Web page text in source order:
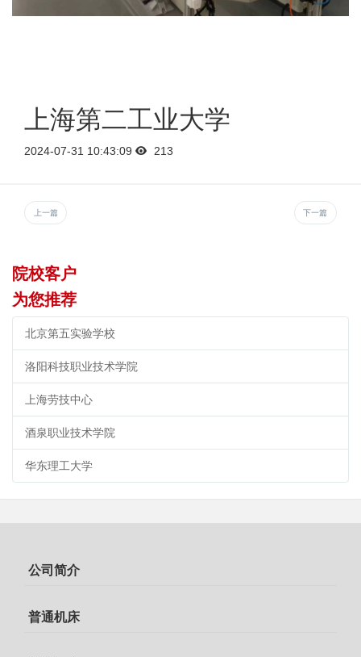
上海第二工业大学
2024-07-31 10:43:09 213
上一篇 下一篇
院校客户
为您推荐
北京第五实验学校
洛阳科技职业技术学院
上海劳技中心
酒泉职业技术学院
华东理工大学
公司简介
普通机床